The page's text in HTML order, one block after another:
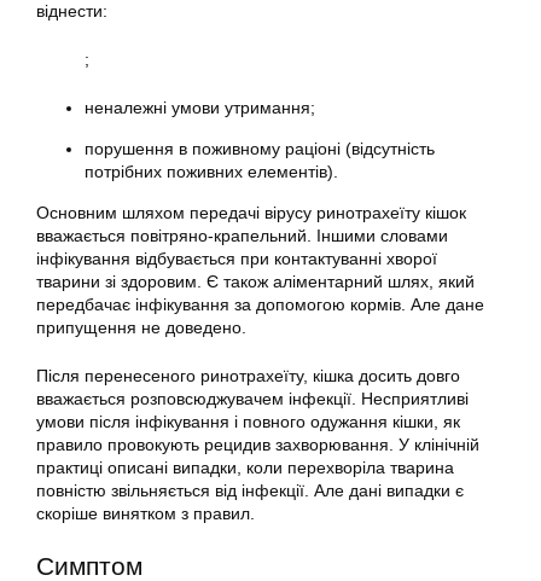
віднести:
;
неналежні умови утримання;
порушення в поживному раціоні (відсутність
потрібних поживних елементів).
Основним шляхом передачі вірусу ринотрахеїту кішок
вважається повітряно-крапельний. Іншими словами
інфікування відбувається при контактуванні хворої
тварини зі здоровим. Є також аліментарний шлях, який
передбачає інфікування за допомогою кормів. Але дане
припущення не доведено.
Після перенесеного ринотрахеїту, кішка досить довго
вважається розповсюджувачем інфекції. Несприятливі
умови після інфікування і повного одужання кішки, як
правило провокують рецидив захворювання. У клінічній
практиці описані випадки, коли перехворіла тварина
повністю звільняється від інфекції. Але дані випадки є
скоріше винятком з правил.
Симптом